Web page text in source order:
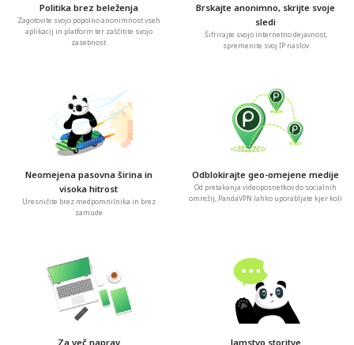
Politika brez beleženja
Zagotovite svojo popolno anonimnost vseh
aplikacij in platform ter zaščitite svojo
zasebnost
Brskajte anonimno, skrijte svoje
sledi
Šifrirajte svojo internetno dejavnost,
spremenite svoj IP naslov
Neomejena pasovna širina in
visoka hitrost
Uresničite brez medpomnilnika in brez
zamude
Odblokirajte geo-omejene medije
Od pretakanja videoposnetkov do socialnih
omrežij, PandaVPN lahko uporabljate kjer koli
Za več naprav Jamstvo storitve